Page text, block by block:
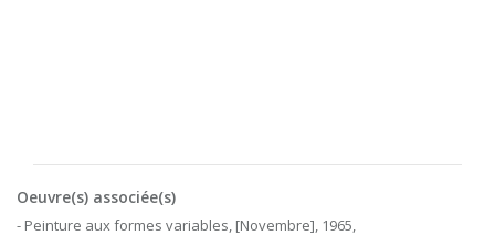
Oeuvre(s) associée(s)
- Peinture aux formes variables, [Novembre], 1965,